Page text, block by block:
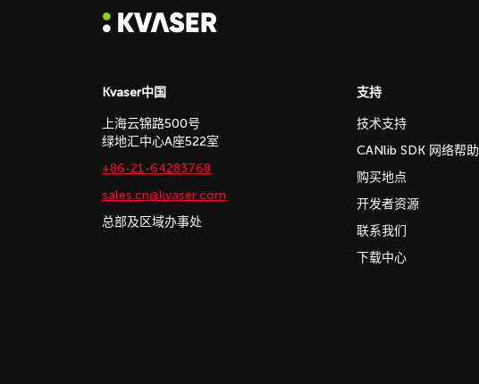
Kvaser中国
上海云锦路500号
绿地汇中心A座522室
+86-21-64283768
sales.cn@kvaser.com
总部及区域办事处
支持
技术支持
CANlib SDK 网络帮助
购买地点
开发者资源
联系我们
下载中心